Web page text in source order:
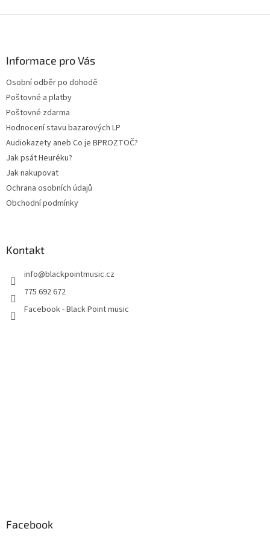
Informace pro Vás
Osobní odběr po dohodě
Poštovné a platby
Poštovné zdarma
Hodnocení stavu bazarových LP
Audiokazety aneb Co je BPROZTOČ?
Jak psát Heuréku?
Jak nakupovat
Ochrana osobních údajů
Obchodní podmínky
Kontakt
info@blackpointmusic.cz
775 692 672
Facebook - Black Point music
Facebook